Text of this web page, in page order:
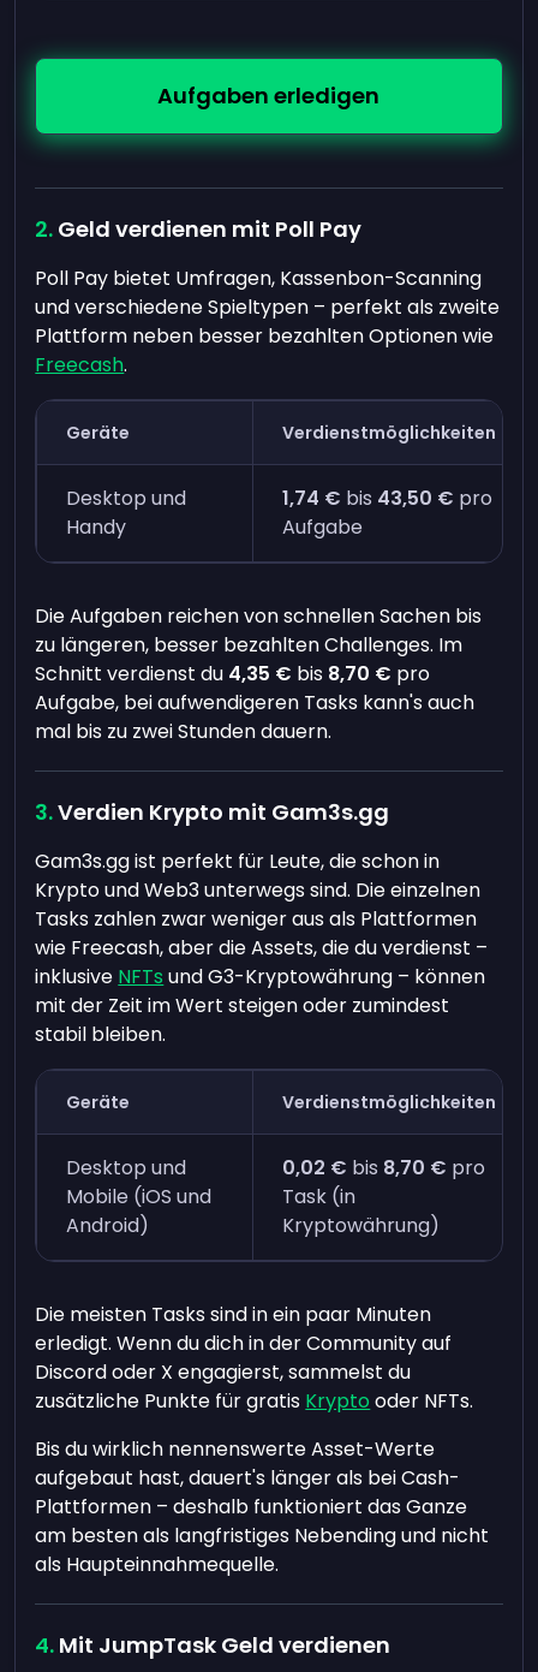
Aufgaben erledigen
Geld verdienen mit Poll Pay
Poll Pay bietet Umfragen, Kassenbon-Scanning
und verschiedene Spieltypen – perfekt als zweite
Plattform neben besser bezahlten Optionen wie
Freecash.
Geräte Verdienstmöglichkeiten
Desktop und
Handy
1,74 € bis 43,50 € pro
Aufgabe
Die Aufgaben reichen von schnellen Sachen bis
zu längeren, besser bezahlten Challenges. Im
Schnitt verdienst du 4,35 € bis 8,70 € pro
Aufgabe, bei aufwendigeren Tasks kann's auch
mal bis zu zwei Stunden dauern.
Verdien Krypto mit Gam3s.gg
Gam3s.gg ist perfekt für Leute, die schon in
Krypto und Web3 unterwegs sind. Die einzelnen
Tasks zahlen zwar weniger aus als Plattformen
wie Freecash, aber die Assets, die du verdienst –
inklusive NFTs und G3-Kryptowährung – können
mit der Zeit im Wert steigen oder zumindest
stabil bleiben.
Geräte Verdienstmöglichkeiten
Desktop und
Mobile (iOS und
Android)
0,02 € bis 8,70 € pro
Task (in
Kryptowährung)
Die meisten Tasks sind in ein paar Minuten
erledigt. Wenn du dich in der Community auf
Discord oder X engagierst, sammelst du
zusätzliche Punkte für gratis Krypto oder NFTs.
Bis du wirklich nennenswerte Asset-Werte
aufgebaut hast, dauert's länger als bei Cash-
Plattformen – deshalb funktioniert das Ganze
am besten als langfristiges Nebending und nicht
als Haupteinnahmequelle.
Mit JumpTask Geld verdienen